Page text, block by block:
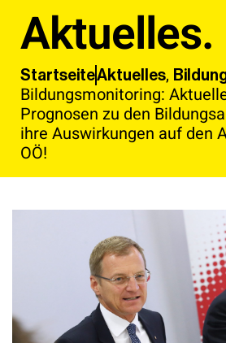
Aktuelles.
StartseiteAktuelles,
Bildungsmonitoring:
Prognosen zu den
ihre Auswirkungen auf den
OÖ!